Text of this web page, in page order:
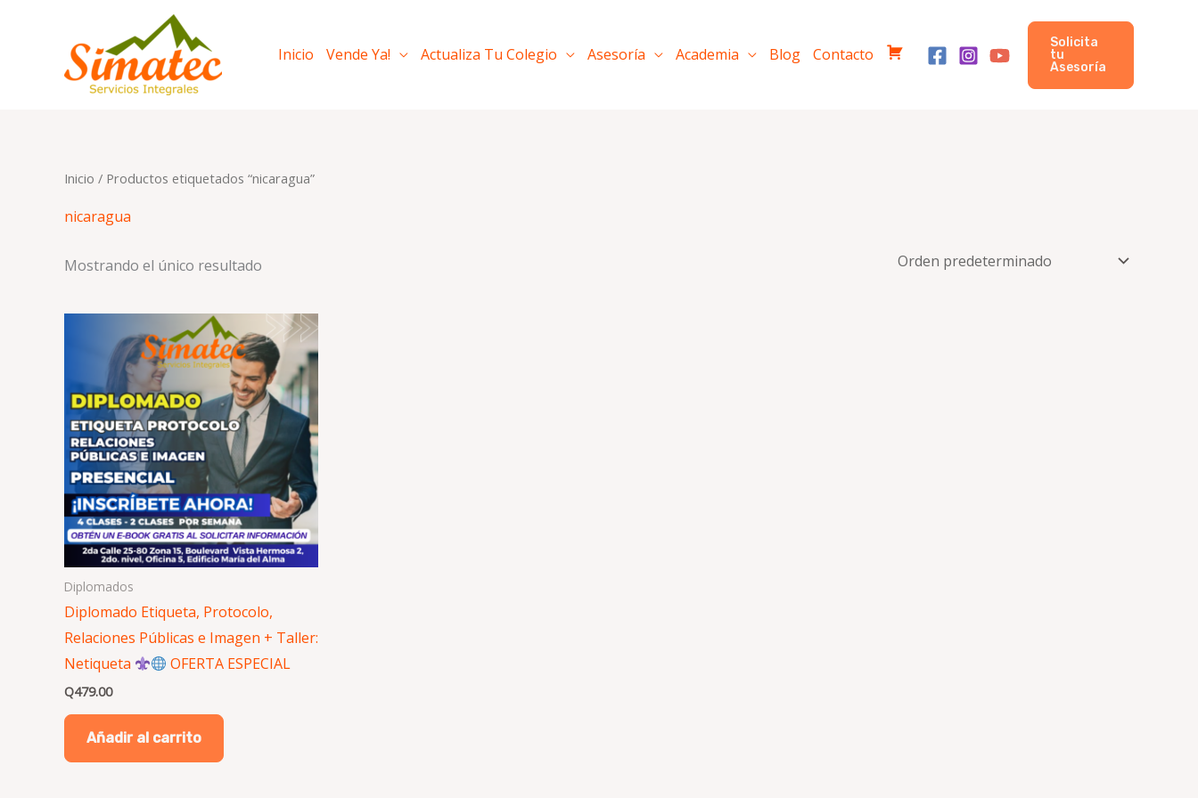
Inicio Vende Ya! Actualiza Tu Colegio Asesoría Academia Blog Contacto
C
Solicita
tu
Asesoría
Inicio / Productos etiquetados “nicaragua”
nicaragua
Mostrando el único resultado
Diplomados
Diplomado Etiqueta, Protocolo,
Relaciones Públicas e Imagen + Taller:
Netiqueta
OFERTA ESPECIAL
Q479.00
Añadir al carrito